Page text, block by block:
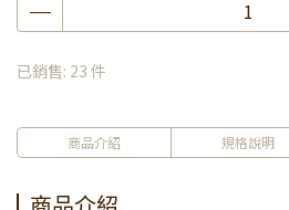
已銷售: 23 件
商品介紹 規格說明